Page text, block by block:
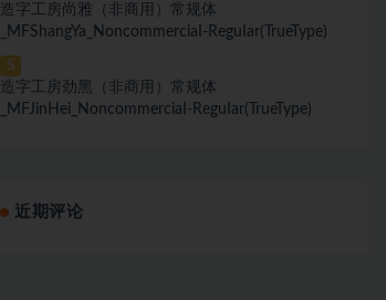
造字工房尚雅（非商用）常规体
_MFShangYa_NoncommerciaI-ReguIar(TrueType)
5
造字工房劲黑（非商用）常规体
_MFJinHei_NoncommerciaI-ReguIar(TrueType)
近期评论